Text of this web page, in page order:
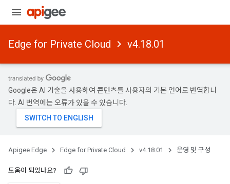
Edge for Private Cloud v4.18.01
Google은 AI 기술을 사용하여 콘텐츠를 사용자의 기본 언어로 번역합니
다. AI 번역에는 오류가 있을 수 있습니다.
Apigee Edge Edge for Private Cloud v4.18.01 운영 및 구성
도움이 되었나요?